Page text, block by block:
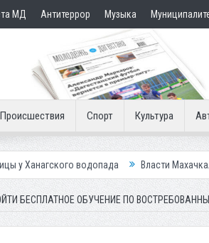
МД Антитеррор Музыка
Происшествия Спорт Культура
водопада Власти Махачкалы планирует
БЕСПЛАТНОЕ ОБУЧЕНИЕ ПО